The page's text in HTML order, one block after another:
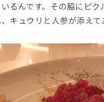
るんです。その脇にピ
キュウリと人参が添えて